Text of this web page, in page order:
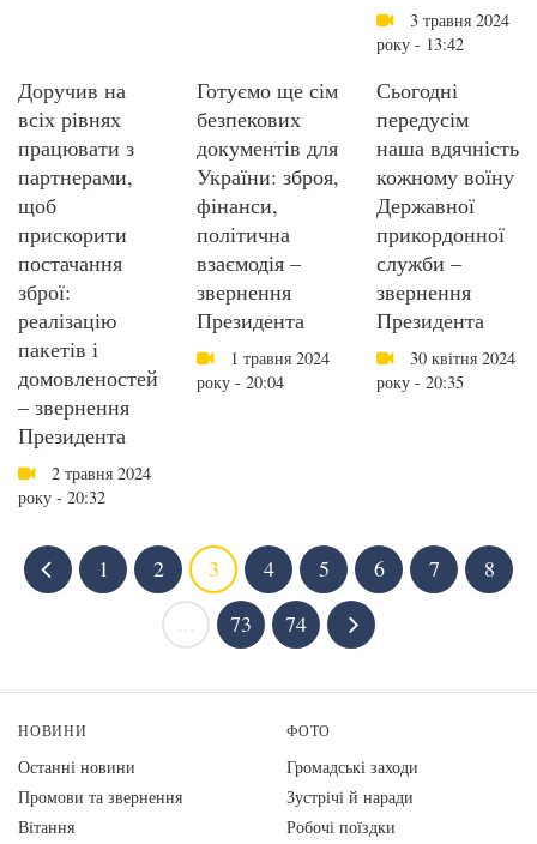
3 травня 2024
року - 13:42
Доручив на
всіх рівнях
працювати з
партнерами,
щоб
прискорити
постачання
зброї:
реалізацію
пакетів і
домовленостей
– звернення
Президента
2 травня 2024
року - 20:32
Готуємо ще сім
безпекових
документів для
України: зброя,
фінанси,
політична
взаємодія –
звернення
Президента
1 травня 2024
року - 20:04
Сьогодні
передусім
наша вдячність
кожному воїну
Державної
прикордонної
служби –
звернення
Президента
30 квітня 2024
року - 20:35
1 2 3 4 5 6 7
8
73 74
НОВИНИ
Останні новини
Промови та звернення
Вiтання
ФОТО
Громадські заходи
Зустрічі й наради
Робочі поїздки